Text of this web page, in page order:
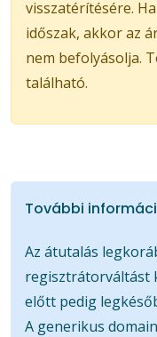
visszatérítésére.
időszak, akkor az
nem befolyásolja.
található.
További
Az átutalás
regisztrátorváltást
előtt pedig
A generikus